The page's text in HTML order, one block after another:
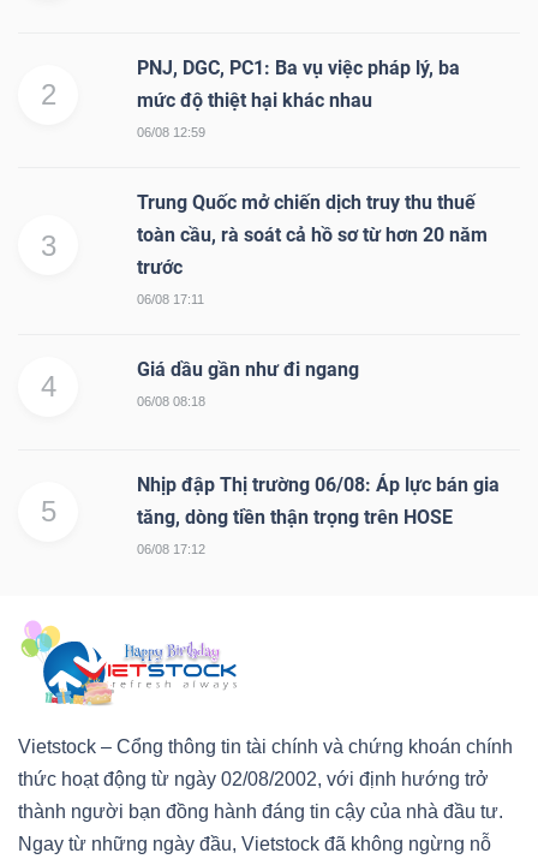
2
PNJ, DGC, PC1: Ba vụ việc pháp lý, ba
mức độ thiệt hại khác nhau
06/08 12:59
3
Trung Quốc mở chiến dịch truy thu thuế
toàn cầu, rà soát cả hồ sơ từ hơn 20 năm
trước
06/08 17:11
4
Giá dầu gần như đi ngang
06/08 08:18
5
Nhịp đập Thị trường 06/08: Áp lực bán gia
tăng, dòng tiền thận trọng trên HOSE
06/08 17:12
Vietstock – Cổng thông tin tài chính và chứng khoán chính
thức hoạt động từ ngày 02/08/2002, với định hướng trở
thành người bạn đồng hành đáng tin cậy của nhà đầu tư.
Ngay từ những ngày đầu, Vietstock đã không ngừng nỗ